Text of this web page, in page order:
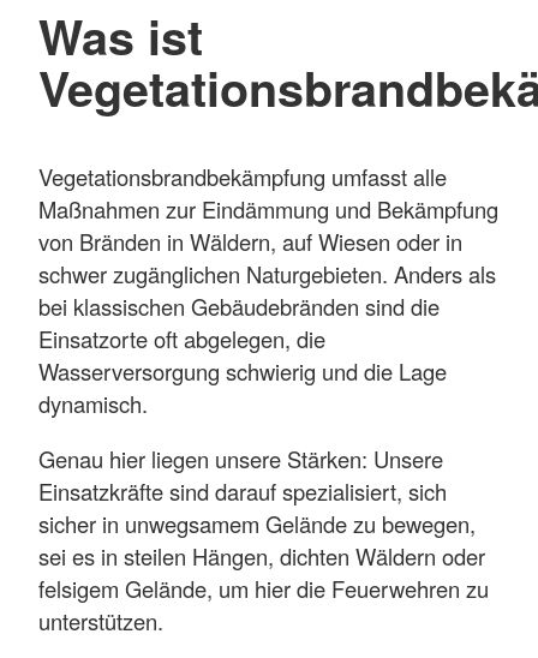
Was ist
Vegetationsbrandbekämpfung umfasst alle
Maßnahmen zur Eindämmung und Bekämpfung
von Bränden in Wäldern, auf Wiesen oder in
schwer zugänglichen Naturgebieten. Anders als
bei klassischen Gebäudebränden sind die
Einsatzorte oft abgelegen, die
Wasserversorgung schwierig und die Lage
dynamisch.
Genau hier liegen unsere Stärken: Unsere
Einsatzkräfte sind darauf spezialisiert, sich
sicher in unwegsamem Gelände zu bewegen,
sei es in steilen Hängen, dichten Wäldern oder
felsigem Gelände, um hier die Feuerwehren zu
unterstützen.